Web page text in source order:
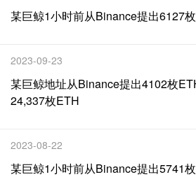
某巨鲸1小时前从Binance提出6127
2023-09-23
某巨鲸地址从Binance提出4102枚
24,337枚ETH
2023-08-22
某巨鲸1小时前从Binance提出5741